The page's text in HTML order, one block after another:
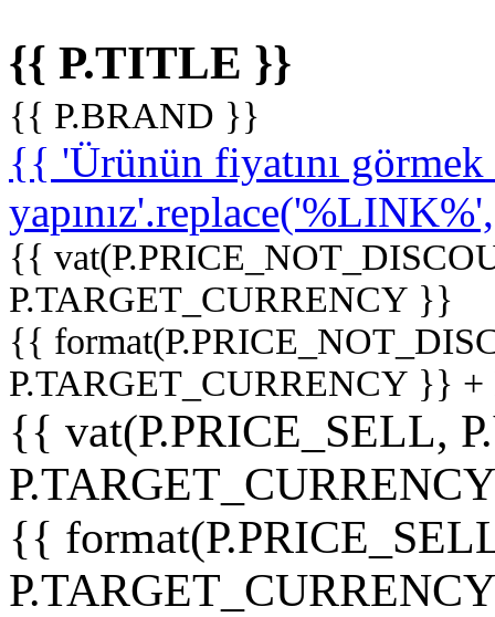
{{ P.TITLE }}
{{ P.BRAND }}
{{ 'Ürünün fiyatını
{{
P.TARGET_CURRENCY }}
{{
P.TARGET_CURRENCY }}
{{ vat(P.PRICE_SELL,
{{